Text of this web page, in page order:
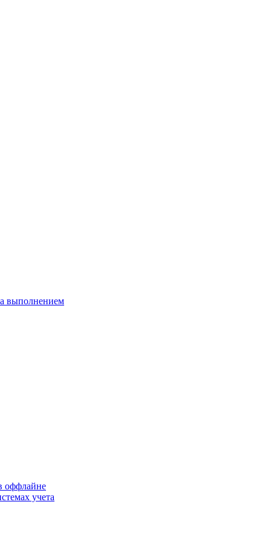
выполнением
оффлайне
учета